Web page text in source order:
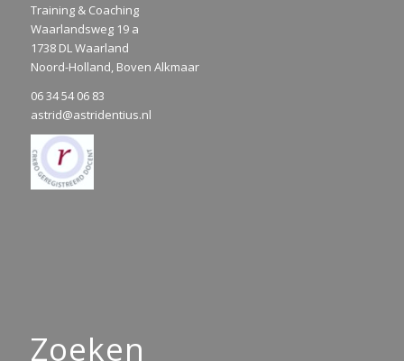
Training & Coaching
Waarlandsweg 19 a
1738 DL Waarland
Noord-Holland, Boven Alkmaar
06 34 54 06 83
astrid@astridentius.nl
Zoeken